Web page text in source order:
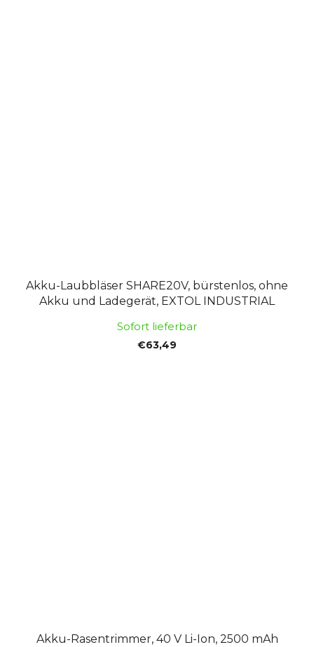
Akku-Laubbläser SHARE20V, bürstenlos, ohne
Akku und Ladegerät, EXTOL INDUSTRIAL
Sofort lieferbar
€63,49
Akku-Rasentrimmer, 40 V Li-Ion, 2500 mAh